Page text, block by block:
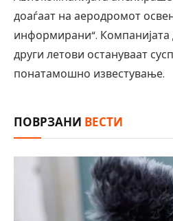
доаѓаат на аеродромот
информирани“. Компанијата
други летови остануваат
понатамошно известување.
ПОВРЗАНИ ВЕСТИ